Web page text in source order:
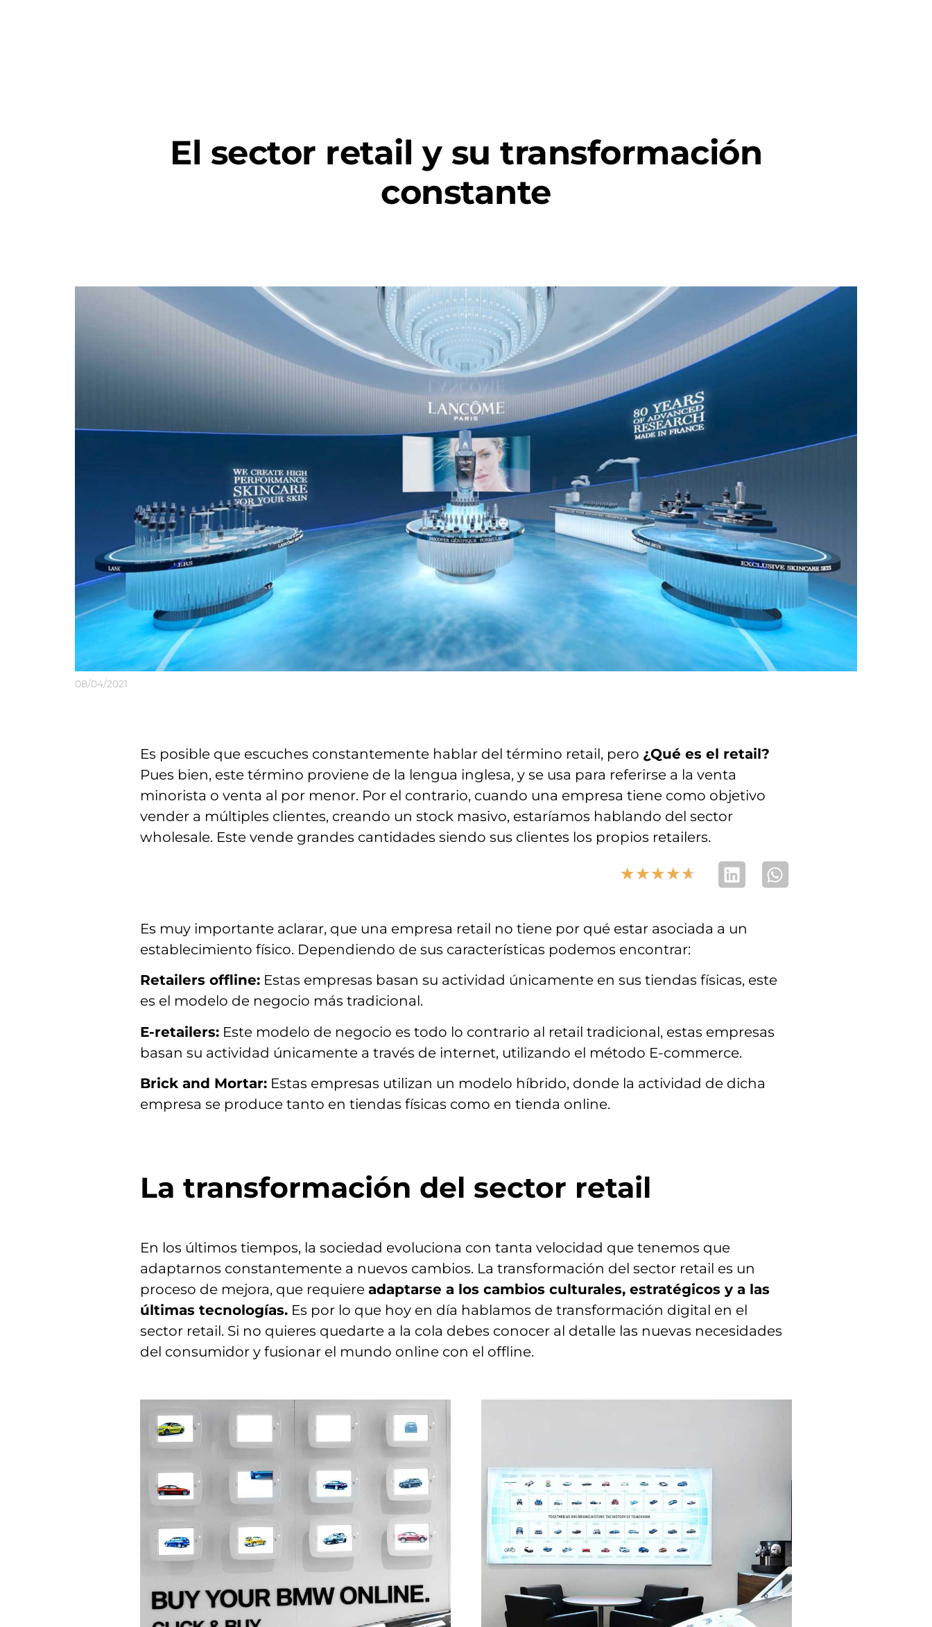
El sector retail y su transformación
constante
08/04/2021
Es posible que escuches constantemente hablar del término retail, pero ¿Qué es el retail?
Pues bien, este término proviene de la lengua inglesa, y se usa para referirse a la venta
minorista o venta al por menor. Por el contrario, cuando una empresa tiene como objetivo
vender a múltiples clientes, creando un stock masivo, estaríamos hablando del sector
wholesale. Este vende grandes cantidades siendo sus clientes los propios retailers.
★★★★★
Es muy importante aclarar, que una empresa retail no tiene por qué estar asociada a un
establecimiento físico. Dependiendo de sus características podemos encontrar:
Retailers offline:Estas empresas basan su actividad únicamente en sus tiendas físicas, este
es el modelo de negocio más tradicional.
E-retailers:Este modelo de negocio es todo lo contrario al retail tradicional, estas empresas
basan su actividad únicamente a través de internet, utilizando el método E-commerce.
Brick and Mortar:Estas empresas utilizan un modelo híbrido, donde la actividad de dicha
empresa se produce tanto en tiendas físicas como en tienda online.
La transformación del sector retail
En los últimos tiempos, la sociedad evoluciona con tanta velocidad que tenemos que
adaptarnos constantemente a nuevos cambios. La transformación del sector retail es un
proceso de mejora, que requiere adaptarse a los cambios culturales, estratégicos y a las
últimas tecnologías.Es por lo que hoy en día hablamos de transformación digital en el
sector retail. Si no quieres quedarte a la cola debes conocer al detalle las nuevas necesidades
del consumidor y fusionar el mundo online con el offline.